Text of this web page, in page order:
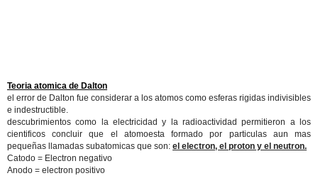
Teoria atomica de Dalton
el error de Dalton fue considerar a los atomos como esferas rigidas indivisibles
e indestructible.
descubrimientos como la electricidad y la radioactividad permitieron a los
cientificos concluir que el atomoesta formado por particulas aun mas
pequeñas llamadas subatomicas que son: el electron, el proton y el neutron.
Catodo = Electron negativo
Anodo = electron positivo